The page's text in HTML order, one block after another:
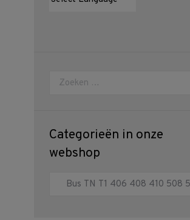
Zoeken:
Categorieën in onze
webshop